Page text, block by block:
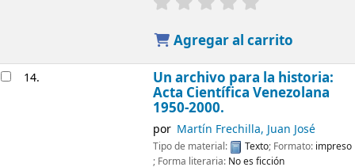
Agregar al carrito
14. Un archivo para la historia:
Acta Científica Venezolana
1950-2000.
por Martín Frechilla, Juan José
Tipo de material: Texto; Formato: impreso
; Forma literaria: No es ficción